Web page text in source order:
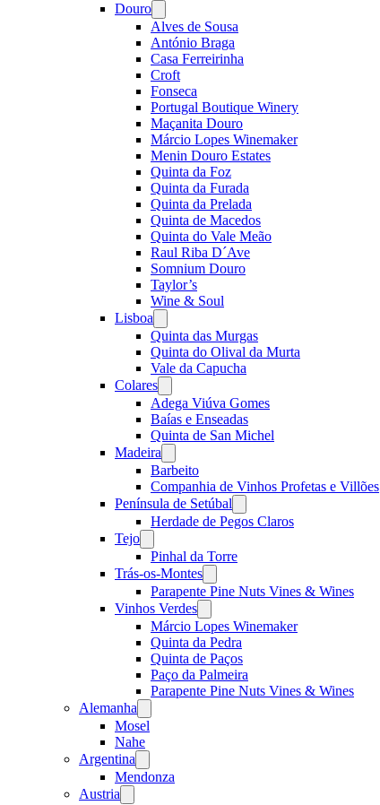
Douro
menu
Alves de Sousa
António Braga
Casa Ferreirinha
Croft
Fonseca
Portugal Boutique Winery
Maçanita Douro
Márcio Lopes Winemaker
Menin Douro Estates
Quinta da Foz
Quinta da Furada
Quinta da Prelada
Quinta de Macedos
Quinta do Vale Meão
Raul Riba D´Ave
Somnium Douro
Taylor’s
Wine & Soul
Lisboa
menu
Quinta das Murgas
Quinta do Olival da Murta
Vale da Capucha
Colares
menu
Adega Viúva Gomes
Baías e Enseadas
Quinta de San Michel
Madeira
menu
Barbeito
Companhia de Vinhos Profetas e Villões
Península de Setúbal
menu
Herdade de Pegos Claros
Tejo
menu
Pinhal da Torre
Trás-os-Montes
menu
Parapente Pine Nuts Vines & Wines
Vinhos Verdes
menu
Márcio Lopes Winemaker
Quinta da Pedra
Quinta de Paços
Paço da Palmeira
Parapente Pine Nuts Vines & Wines
Alemanha
menu
Mosel
Nahe
Argentina
menu
Mendonza
Austria